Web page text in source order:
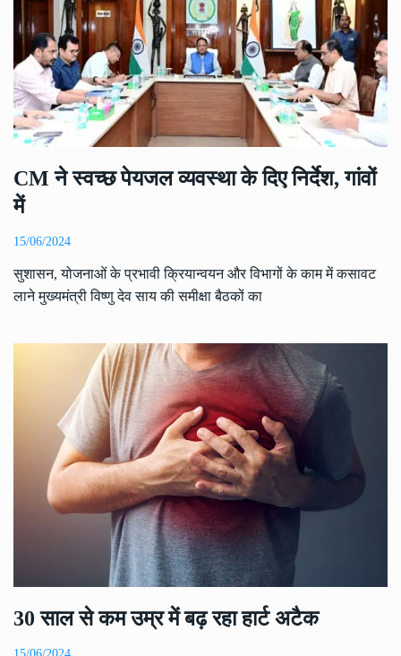
CM ने स्वच्छ पेयजल व्यवस्था के दिए निर्देश, गांवों
में
15/06/2024
सुशासन, योजनाओं के प्रभावी क्रियान्वयन और विभागों के काम में कसावट
लाने मुख्यमंत्री विष्णु देव साय की समीक्षा बैठकों का
30 साल से कम उम्र में बढ़ रहा हार्ट अटैक